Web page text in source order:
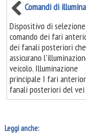
Comandi di
Dispositivo di
comando dei fari
dei fanali posteriori che
assicurano
veicolo. Illuminazione
principale I fari
fanali posteriori del vei
Leggi anche: